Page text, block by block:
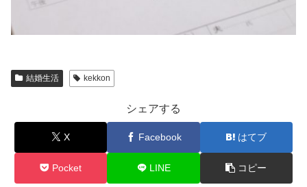
結婚生活 kekkon
シェアする
X Facebook はてブ
Pocket LINE コピー